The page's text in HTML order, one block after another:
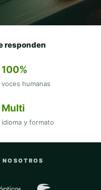
responden
100%
voces humanas
Multi
idioma y formato
con las